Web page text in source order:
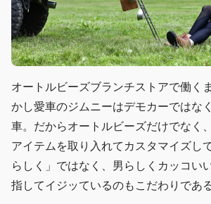
オートルビーズブランチストアで働く
かし愛車のジムニーはデモカーではな
車。だからオートルビーズだけでなく
アイテムを取り入れてカスタマイズし
らしく」ではなく、男らしくカッコい
指してイジッているのもこだわりである